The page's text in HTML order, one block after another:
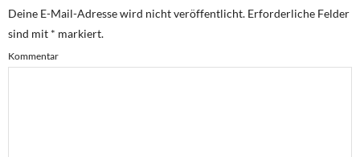
Deine E-Mail-Adresse wird nicht veröffentlicht. Erforderliche Felder
sind mit * markiert.
Kommentar